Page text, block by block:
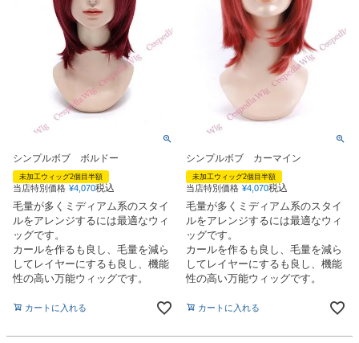
シンプルボブ ボルドー
未加工ウィッグ2個目半額
当店特別価格 ¥4,070税込
毛量が多くミディアム系のスタイ
ルをアレンジするには最適なウィ
ッグです。
カールを作るも良し、毛量を減ら
してレイヤーにするも良し、機能
性の高い万能ウィッグです。
カートに入れる
シンプルボブ カーマイン
未加工ウィッグ2個目半額
当店特別価格 ¥4,070税込
毛量が多くミディアム系のスタイ
ルをアレンジするには最適なウィ
ッグです。
カールを作るも良し、毛量を減ら
してレイヤーにするも良し、機能
性の高い万能ウィッグです。
カートに入れる